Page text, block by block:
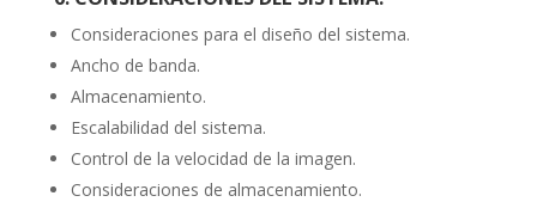
Consideraciones para el diseño del sistema.
Ancho de banda.
Almacenamiento.
Escalabilidad del sistema.
Control de la velocidad de la imagen.
Consideraciones de almacenamiento.